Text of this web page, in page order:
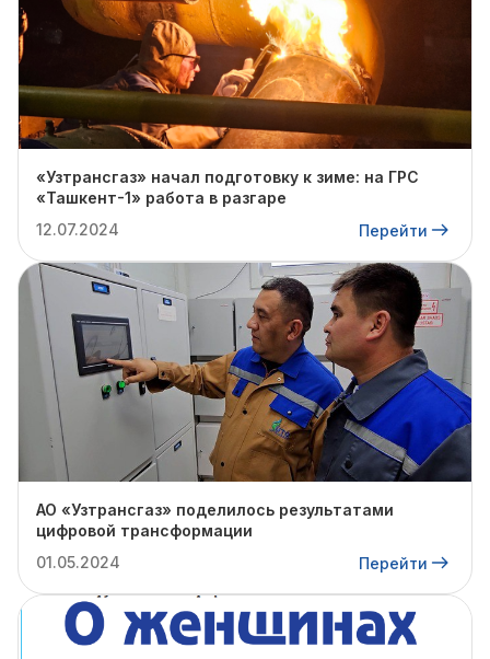
«Узтрансгаз» начал подготовку к зиме: на ГРС
«Ташкент-1» работа в разгаре
12.07.2024
Перейти
АО «Узтрансгаз» поделилось результатами
цифровой трансформации
01.05.2024
Перейти